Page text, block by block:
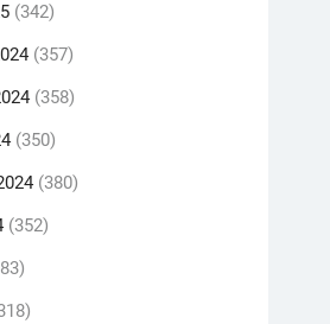
(342)
(357)
(358)
(350)
(380)
(352)